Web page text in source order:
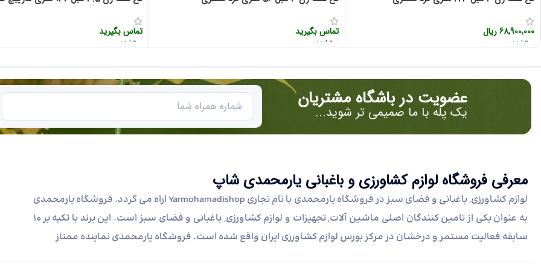
68,900,000ریال
مشاهده سریع
تماس بگیرید
مشاهده سریع
تماس بگیرید
مشاهده سریع
عضویت در باشگاه مشتریان
یک پله با ما صمیمی تر شوید...
معرفی فروشگاه لوازم کشاورزی و باغبانی یارمحمدی شاپ
لوازم کشاورزی, باغبانی و فضای سبز در فروشگاه یارمحمدی با نام تجاری Yarmohamadishop اراه می گردد. فروشگاه یارمحمدی
به عنوان یکی از تامین کنندگان اصلی ماشین آلات, تجهیزات و لوازم کشاورزی, باغبانی و فضای سبز است. این برند با تکیه بر 10
سابقه فعالیت مستمر و درخشان در مرکز بورس لوازم کشاورزی ایران واقع شده است. فروشگاه یارمحمدی نماینده ممتاز